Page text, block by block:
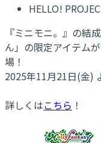
HELLO!
『ミニモニ。』の結
ん」の限定アイテム
場！
2025年11月21日(金)
詳しくはこちら ！